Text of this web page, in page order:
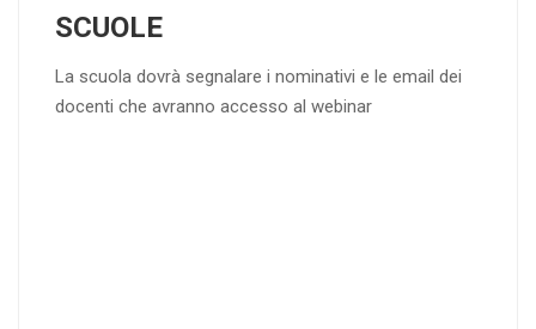
SCUOLE
La scuola dovrà segnalare i nominativi e le email dei
docenti che avranno accesso al webinar